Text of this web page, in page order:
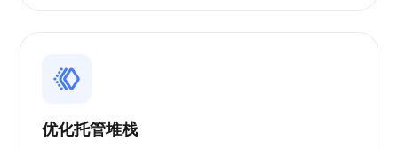
优化托管堆栈